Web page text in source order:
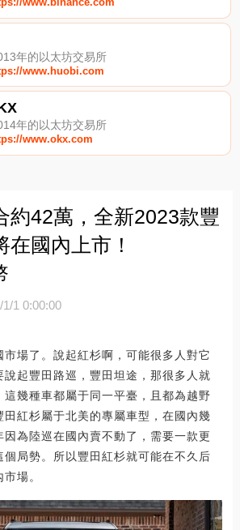
年的以太坊交易所
www.huobi.com
年的以太坊交易所
www.okx.com
約42萬，全新2023款豐
在國內上市！
1 0:00:00
市場了。說起紅杉啊，可能很多人對它
說起豐田路巡，豐田坦途，那很多人就
這幾種車都屬于同一平臺，且都為越野
田紅杉屬于北美的專屬車型，在國內幾
為陸巡在國內賣不動了，需要一款更
個局勢。所以豐田紅杉就可能在不久后
場。